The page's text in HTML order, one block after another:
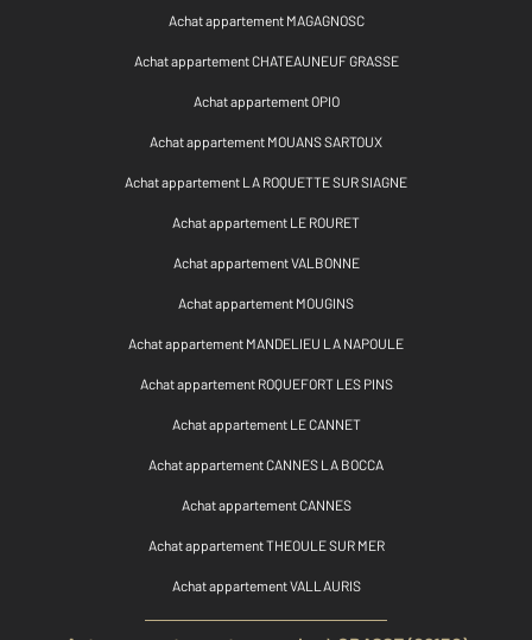
Achat appartement MAGAGNOSC
Achat appartement CHATEAUNEUF GRASSE
Achat appartement OPIO
Achat appartement MOUANS SARTOUX
Achat appartement LA ROQUETTE SUR SIAGNE
Achat appartement LE ROURET
Achat appartement VALBONNE
Achat appartement MOUGINS
Achat appartement MANDELIEU LA NAPOULE
Achat appartement ROQUEFORT LES PINS
Achat appartement LE CANNET
Achat appartement CANNES LA BOCCA
Achat appartement CANNES
Achat appartement THEOULE SUR MER
Achat appartement VALLAURIS